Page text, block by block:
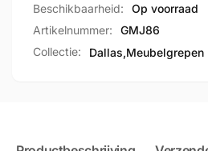
Beschikbaarheid:
Op voorraad
Artikelnummer:
GMJ86
Collectie:
Dallas,Meubelgrepen